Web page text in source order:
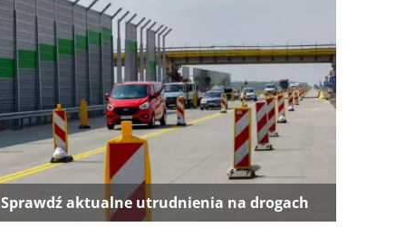
Sprawdź aktualne utrudnienia na drogach